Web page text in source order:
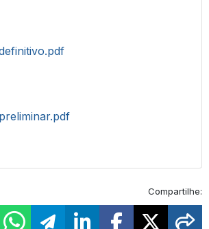
Compartilhe: